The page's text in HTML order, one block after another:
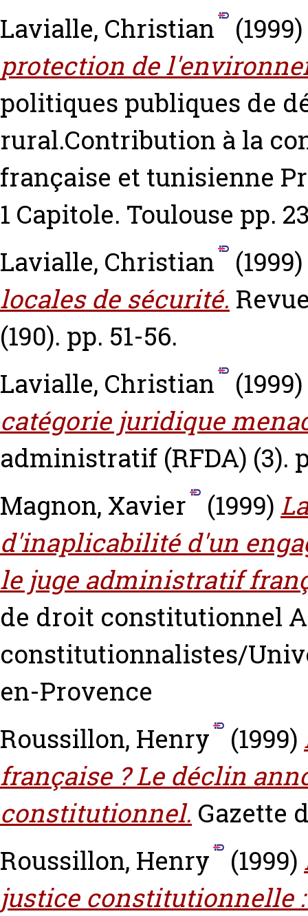
Lavialle, Christian
(1999)
protection de
politiques publiques de
rural.Contribution à la
française et tunisienne
1 Capitole. Toulouse pp.
Lavialle, Christian
(1999)
locales de sécurité.
(190). pp. 51-56.
Lavialle, Christian
(1999)
catégorie juridique
administratif (RFDA) (3).
Magnon, Xavier
(1999)
d'inaplicabilité d'un
le juge administratif
de droit constitutionnel
constitutionnalistes/
en-Provence
Roussillon, Henry
(1999)
française ? Le déclin
constitutionnel. Gazette
Roussillon, Henry
(1999)
justice constitutionnelle